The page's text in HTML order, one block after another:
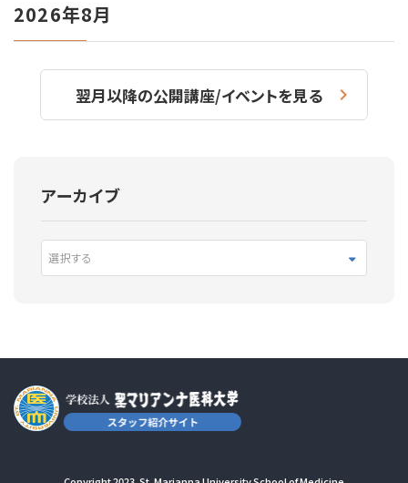
2026年8月
翌月以降の公開講座/イベントを見る
アーカイブ
選択する